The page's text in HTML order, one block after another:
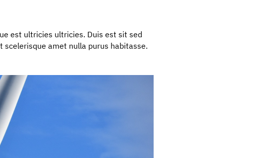
est ultricies ultricies. Duis est sit sed
amet nulla purus habitasse.